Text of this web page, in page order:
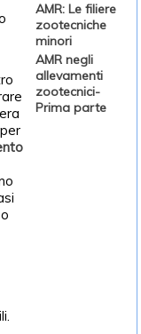
AMR: Le filiere
zootecniche
minori
AMR negli
allevamenti
zootecnici-
Prima parte